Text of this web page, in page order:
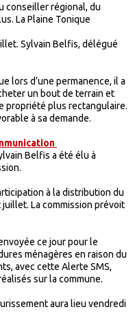
conseiller régional, du
La Plaine Tonique
Sylvain Belfis, délégué
lors d’une permanence, il a
un bout de terrain et
propriété plus rectangulaire.
à sa demande.
Belfis a été élu à
à la distribution du
La commission prévoit
ce jour pour le
ménagères en raison du
avec cette Alerte SMS,
sur la commune.
aura lieu vendredi